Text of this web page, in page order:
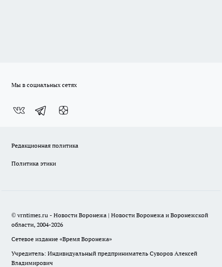
Мы в социальных сетях
Редакционная политика
Политика этики
© vrntimes.ru - Новости Воронежа | Новости Воронежа и Воронежской
области, 2004-2026
Сетевое издание «Время Воронежа»
Учредитель: Индивидуальный предприниматель Суворов Алексей
Владимирович